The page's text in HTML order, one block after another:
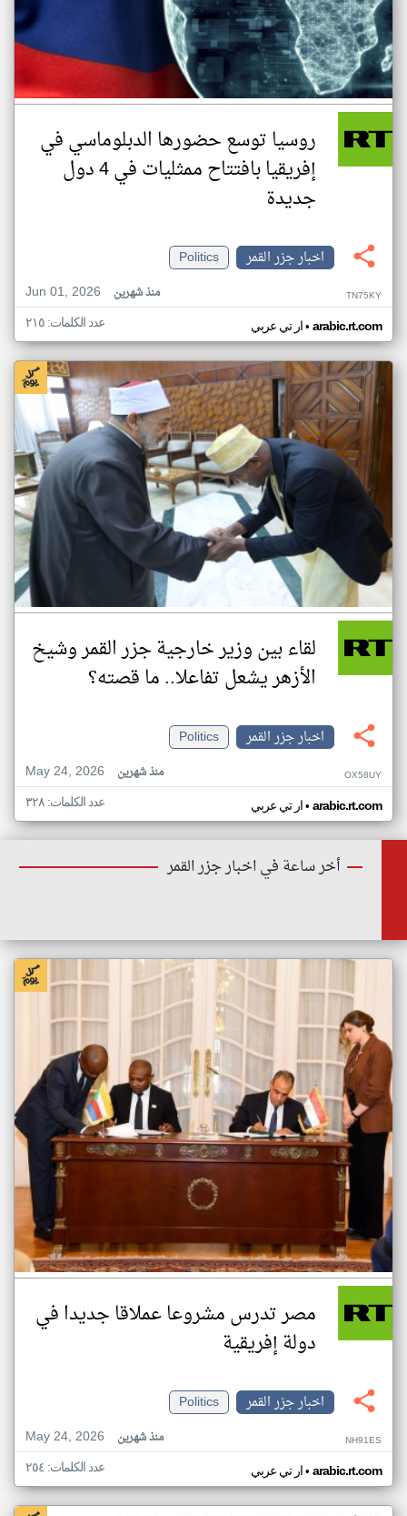
روسيا توسع حضورها الدبلوماسي في
إفريقيا بافتتاح ممثليات في 4 دول
جديدة
اخبار جزر القمر
Politics
Jun 01, 2026
منذ شهرين TN75KY
ار تي عربي• arabic.rt.com عدد الكلمات: ٢١٥
لقاء بين وزير خارجية جزر القمر وشيخ
الأزهر يشعل تفاعلا.. ما قصته؟
اخبار جزر القمر
Politics
May 24, 2026
منذ شهرين OX58UY
ار تي عربي• arabic.rt.com عدد الكلمات: ٣٢٨
أخر ساعة في اخبار جزر القمر
مصر تدرس مشروعا عملاقا جديدا في
دولة إفريقية
اخبار جزر القمر
Politics
May 24, 2026
منذ شهرين NH91ES
ار تي عربي• arabic.rt.com عدد الكلمات: ٢٥٤